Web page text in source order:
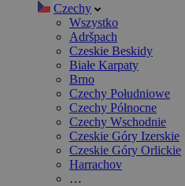
Czechy
Wszystko
Adršpach
Czeskie Beskidy
Białe Karpaty
Brno
Czechy Południowe
Czechy Północne
Czechy Wschodnie
Czeskie Góry Izerskie
Czeskie Góry Orlickie
Harrachov
…